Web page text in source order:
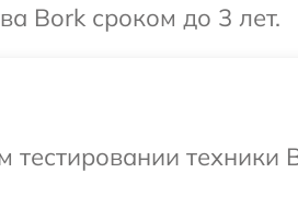
Bork сроком до 3 лет.
техники